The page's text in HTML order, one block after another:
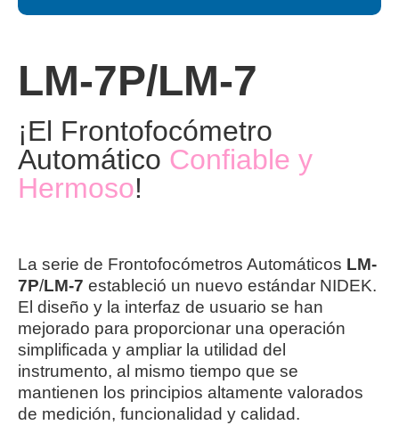
LM-7P/LM-7
¡El Frontofocómetro
Automático Confiable y
Hermoso!
La serie de Frontofocómetros Automáticos LM-
7P/LM-7 estableció un nuevo estándar NIDEK.
El diseño y la interfaz de usuario se han
mejorado para proporcionar una operación
simplificada y ampliar la utilidad del
instrumento, al mismo tiempo que se
mantienen los principios altamente valorados
de medición, funcionalidad y calidad.